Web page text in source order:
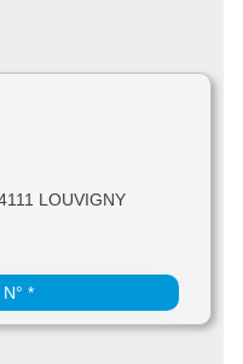
LOUVIGNY
*